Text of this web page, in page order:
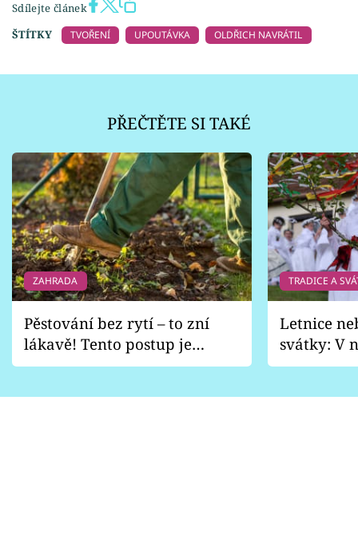
Sdílejte článek
ŠTÍTKY
TVOŘENÍ UPOUTÁVKA OLDŘICH NAVRÁTIL
PŘEČTĚTE SI TAKÉ
ZAHRADA
Pěstování bez rytí – to zní
lákavě! Tento postup je
vhodný jen pro některé
TRADICE A
Letnice
svátky: V
pondělí